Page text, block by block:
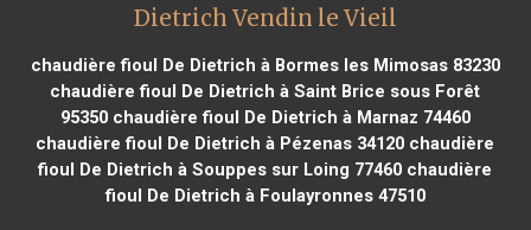
Dietrich Vendin le Vieil
chaudière fioul De Dietrich à Bormes les Mimosas 83230
chaudière fioul De Dietrich à Saint Brice sous Forêt
95350chaudière fioul De Dietrich à Marnaz 74460
chaudière fioul De Dietrich à Pézenas 34120 chaudière
fioul De Dietrich à Souppes sur Loing 77460 chaudière
fioul De Dietrich à Foulayronnes 47510